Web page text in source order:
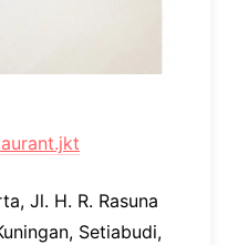
Jl. H. R. Rasuna
Setiabudi,